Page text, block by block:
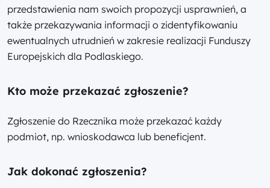
przedstawienia nam swoich propozycji usprawnień, a
także przekazywania informacji o zidentyfikowaniu
ewentualnych utrudnień w zakresie realizacji Funduszy
Europejskich dla Podlaskiego.
Kto może przekazać zgłoszenie?
Zgłoszenie do Rzecznika może przekazać każdy
podmiot, np. wnioskodawca lub beneficjent.
Jak dokonać zgłoszenia?